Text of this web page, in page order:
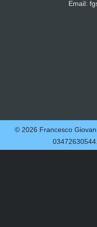
Email:
© 2026 Francesco